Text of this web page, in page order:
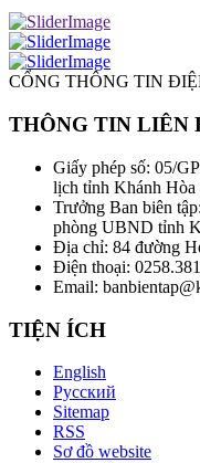
CỔNG THÔNG TIN
THÔNG TIN LIÊN
Giấy phép số: 05/
lịch tỉnh Khánh Hòa
Trưởng Ban biên
phòng UBND tỉnh
Địa chỉ: 84 đường
Điện thoại:
Email:
TIỆN ÍCH
English
Русский
Sitemap
RSS
Sơ đồ website